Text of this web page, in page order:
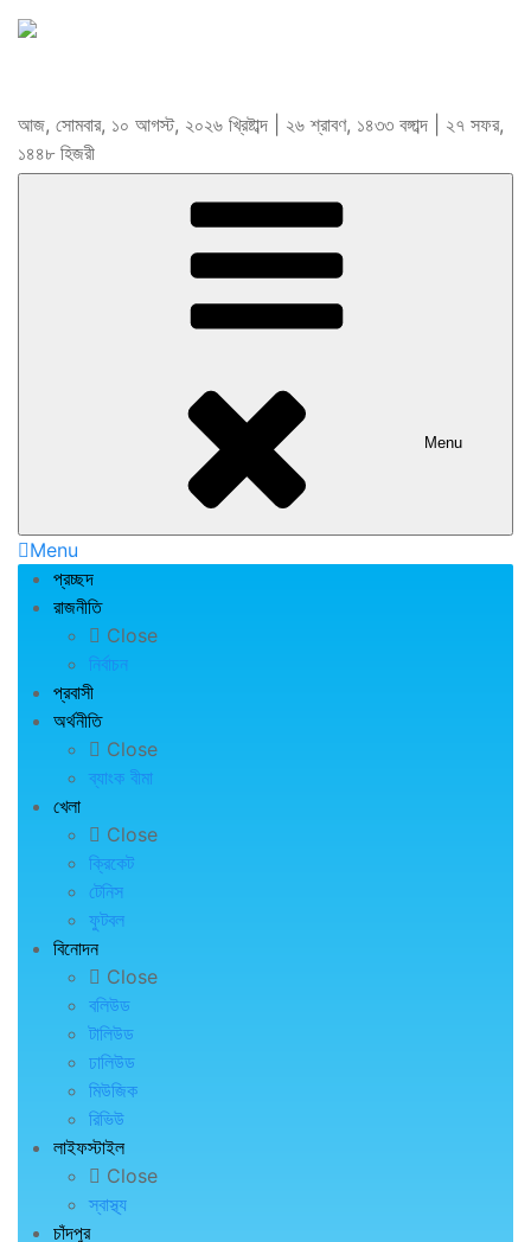
আজ, সোমবার, ১০ আগস্ট, ২০২৬ খ্রিষ্টাব্দ | ২৬ শ্রাবণ, ১৪৩৩ বঙ্গাব্দ | ২৭ সফর,
১৪৪৮ হিজরী
Menu
Menu
প্রচ্ছদ
রাজনীতি
Close
নির্বাচন
প্রবাসী
অর্থনীতি
Close
ব্যাংক বীমা
খেলা
Close
ক্রিকেট
টেনিস
ফুটবল
বিনোদন
Close
বলিউড
টালিউড
ঢালিউড
মিউজিক
রিভিউ
লাইফস্টাইল
Close
স্বাস্থ্য
চাঁদপুর